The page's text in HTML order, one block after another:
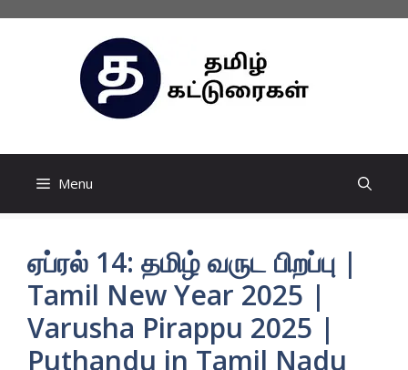
Menu
ஏப்ரல் 14: தமிழ் வருட பிறப்பு |
Tamil New Year 2025 |
Varusha Pirappu 2025 |
Puthandu in Tamil Nadu